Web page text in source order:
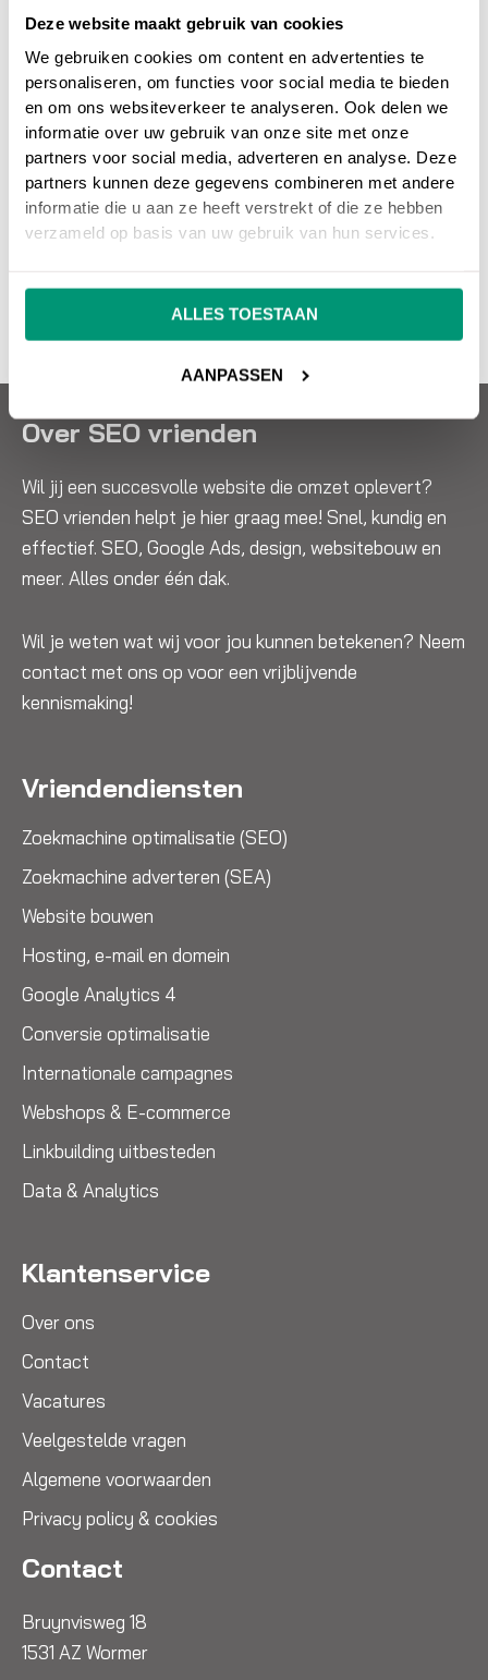
Deze website maakt gebruik van cookies
We gebruiken cookies om content en advertenties te
personaliseren, om functies voor social media te bieden
en om ons websiteverkeer te analyseren. Ook delen we
informatie over uw gebruik van onze site met onze
partners voor social media, adverteren en analyse. Deze
partners kunnen deze gegevens combineren met andere
informatie die u aan ze heeft verstrekt of die ze hebben
verzameld op basis van uw gebruik van hun services.
ALLES TOESTAAN
AANPASSEN
gerust contact met ons op.
Wil je meer weten over online marketing om je
website beter vindbaar te maken?Wij
adviseren en helpen je graag bij SEO
zoekmachine optimalisatie en SEA
zoekmachine adverteren.
Over SEO vrienden
Wil jij een succesvolle website die omzet oplevert?
SEO vrienden helpt je hier graag mee! Snel, kundig en
effectief. SEO, Google Ads, design, websitebouw en
meer. Alles onder één dak.
Wil je weten wat wij voor jou kunnen betekenen? Neem
contact met ons op voor een vrijblijvende
kennismaking!
Vriendendiensten
Zoekmachine optimalisatie (SEO)
Zoekmachine adverteren (SEA)
Website bouwen
Hosting, e-mail en domein
Google Analytics 4
Conversie optimalisatie
Internationale campagnes
Webshops & E-commerce
Linkbuilding uitbesteden
Data & Analytics
Klantenservice
Over ons
Contact
Vacatures
Veelgestelde vragen
Algemene voorwaarden
Privacy policy & cookies
Contact
Bruynvisweg 18
1531 AZ Wormer